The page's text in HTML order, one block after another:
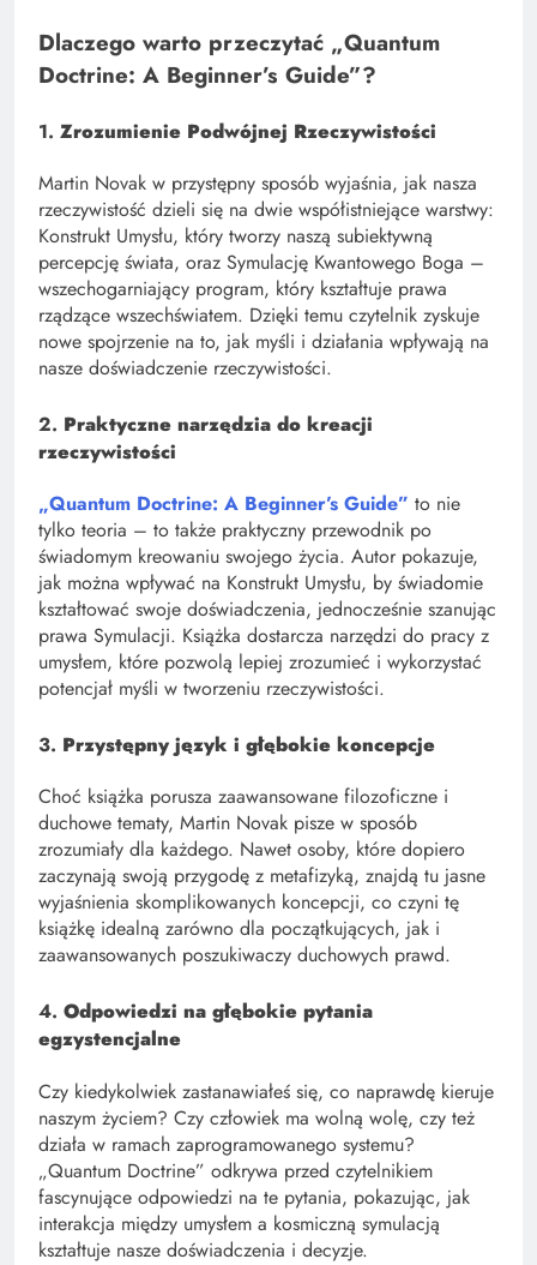
Dlaczego warto przeczytać „Quantum
Doctrine: A Beginner’s Guide”?
1. Zrozumienie Podwójnej Rzeczywistości
Martin Novak w przystępny sposób wyjaśnia, jak nasza
rzeczywistość dzieli się na dwie współistniejące warstwy:
Konstrukt Umysłu, który tworzy naszą subiektywną
percepcję świata, oraz Symulację Kwantowego Boga –
wszechogarniający program, który kształtuje prawa
rządzące wszechświatem. Dzięki temu czytelnik zyskuje
nowe spojrzenie na to, jak myśli i działania wpływają na
nasze doświadczenie rzeczywistości.
2. Praktyczne narzędzia do kreacji
rzeczywistości
„Quantum Doctrine: A Beginner’s Guide” to nie
tylko teoria – to także praktyczny przewodnik po
świadomym kreowaniu swojego życia. Autor pokazuje,
jak można wpływać na Konstrukt Umysłu, by świadomie
kształtować swoje doświadczenia, jednocześnie szanując
prawa Symulacji. Książka dostarcza narzędzi do pracy z
umysłem, które pozwolą lepiej zrozumieć i wykorzystać
potencjał myśli w tworzeniu rzeczywistości.
3. Przystępny język i głębokie koncepcje
Choć książka porusza zaawansowane filozoficzne i
duchowe tematy, Martin Novak pisze w sposób
zrozumiały dla każdego. Nawet osoby, które dopiero
zaczynają swoją przygodę z metafizyką, znajdą tu jasne
wyjaśnienia skomplikowanych koncepcji, co czyni tę
książkę idealną zarówno dla początkujących, jak i
zaawansowanych poszukiwaczy duchowych prawd.
4. Odpowiedzi na głębokie pytania
egzystencjalne
Czy kiedykolwiek zastanawiałeś się, co naprawdę kieruje
naszym życiem? Czy człowiek ma wolną wolę, czy też
działa w ramach zaprogramowanego systemu?
„Quantum Doctrine” odkrywa przed czytelnikiem
fascynujące odpowiedzi na te pytania, pokazując, jak
interakcja między umysłem a kosmiczną symulacją
kształtuje nasze doświadczenia i decyzje.